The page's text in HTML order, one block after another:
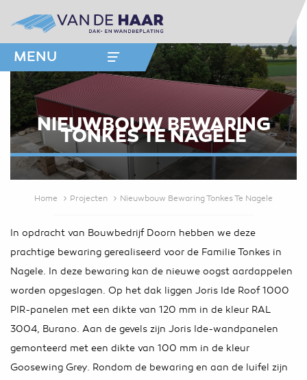
MENU
NIEUWBOUW BEWARING
TONKES TE NAGELE
Home Projecten Nieuwbouw Bewaring Tonkes Te Nagele
In opdracht van Bouwbedrijf Doorn hebben we deze
prachtige bewaring gerealiseerd voor de Familie Tonkes in
Nagele. In deze bewaring kan de nieuwe oogst aardappelen
worden opgeslagen. Op het dak liggen Joris Ide Roof 1000
PIR-panelen met een dikte van 120 mm in de kleur RAL
3004, Burano. Aan de gevels zijn Joris Ide-wandpanelen
gemonteerd met een dikte van 100 mm in de kleur
Goosewing Grey. Rondom de bewaring en aan de luifel zijn